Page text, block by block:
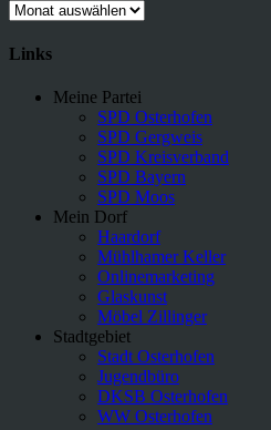
Archiv
Links
Meine Partei
SPD Osterhofen
SPD Gergweis
SPD Kreisverband
SPD Bayern
SPD Moos
Mein Dorf
Haardorf
Mühlhamer Keller
Onlinemarketing
Glaskunst
Möbel Zillinger
Stadtgebiet
Stadt Osterhofen
Jugendbüro
DKSB Osterhofen
WW Osterhofen